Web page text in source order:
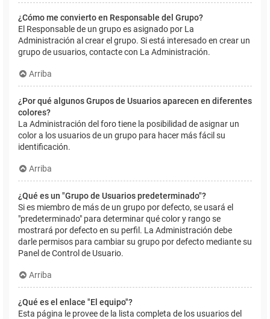
¿Cómo me convierto en Responsable del Grupo?
El Responsable de un grupo es asignado por La
Administración al crear el grupo. Si está interesado en crear un
grupo de usuarios, contacte con La Administración.
Arriba
¿Por qué algunos Grupos de Usuarios aparecen en diferentes
colores?
La Administración del foro tiene la posibilidad de asignar un
color a los usuarios de un grupo para hacer más fácil su
identificación.
Arriba
¿Qué es un "Grupo de Usuarios predeterminado"?
Si es miembro de más de un grupo por defecto, se usará el
"predeterminado" para determinar qué color y rango se
mostrará por defecto en su perfil. La Administración debe
darle permisos para cambiar su grupo por defecto mediante su
Panel de Control de Usuario.
Arriba
¿Qué es el enlace "El equipo"?
Esta página le provee de la lista completa de los usuarios del